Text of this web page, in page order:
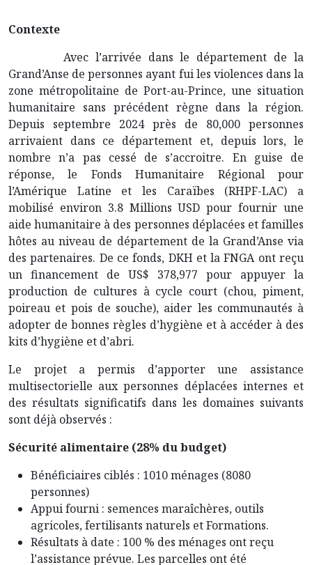
Contexte
Avec l’arrivée dans le département de la
Grand’Anse de personnes ayant fui les violences dans la
zone métropolitaine de Port-au-Prince, une situation
humanitaire sans précédent règne dans la région.
Depuis septembre 2024 près de 80,000 personnes
arrivaient dans ce département et, depuis lors, le
nombre n’a pas cessé de s’accroitre. En guise de
réponse, le Fonds Humanitaire Régional pour
l’Amérique Latine et les Caraïbes (RHPF-LAC) a
mobilisé environ 3.8 Millions USD pour fournir une
aide humanitaire à des personnes déplacées et familles
hôtes au niveau de département de la Grand’Anse via
des partenaires. De ce fonds, DKH et la FNGA ont reçu
un financement de US$ 378,977 pour appuyer la
production de cultures à cycle court (chou, piment,
poireau et pois de souche), aider les communautés à
adopter de bonnes règles d’hygiène et à accéder à des
kits d’hygiène et d’abri.
Le projet a permis d’apporter une assistance
multisectorielle aux personnes déplacées internes et
des résultats significatifs dans les domaines suivants
sont déjà observés :
Sécurité alimentaire (28% du budget)
Bénéficiaires ciblés : 1010 ménages (8080
personnes)
Appui fourni : semences maraîchères, outils
agricoles, fertilisants naturels et Formations.
Résultats à date : 100 % des ménages ont reçu
l’assistance prévue. Les parcelles ont été